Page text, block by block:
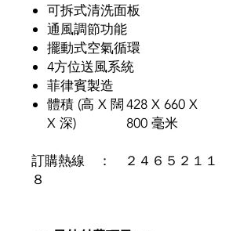
可拆式清洗面板
通風調節功能
擺動式空氣循環
4方位送風系統
菲律賓製造
體積 (高 X 闊
X 深)
428 X 660 X
800 毫米
訂購熱線 ： ２４６５２１１
８